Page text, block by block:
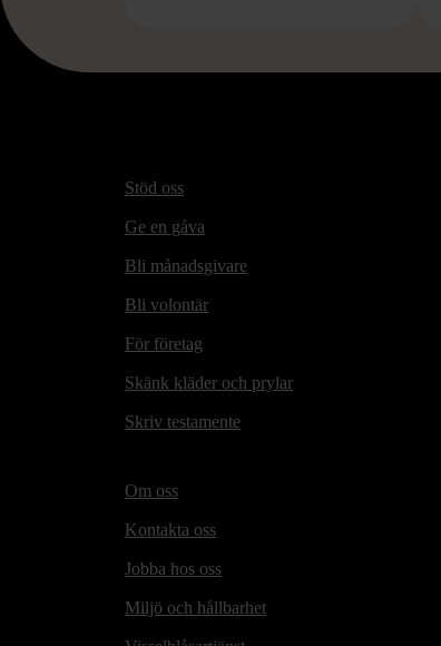
Stöd oss
Ge en gåva
Bli månadsgivare
Bli volontär
För företag
Skänk kläder och prylar
Skriv testamente
Om oss
Kontakta oss
Jobba hos oss
Miljö och hållbarhet